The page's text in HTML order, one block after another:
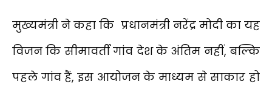
मुख्यमंत्री ने कहा कि प्रधानमंत्री नरेंद्र मोदी का यह
विजन कि सीमावर्ती गांव देश के अंतिम नहीं, बल्कि
पहले गांव हैं, इस आयोजन के माध्यम से साकार हो